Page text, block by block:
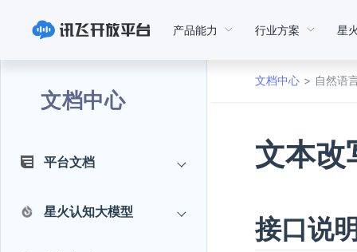
产品能力 行业方案 星
文档中心
平台文档
星火认知大模型
文档中心 自然语
文本改
接口说